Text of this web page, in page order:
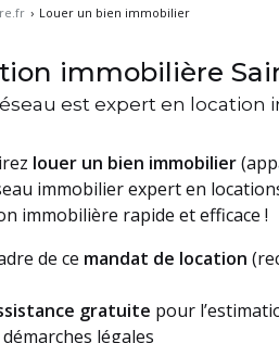
› Louer un bien immobilier
immobilière
est expert en location
louer un bien immobilier
immobilier expert en
immobilière rapide et efficace !
de ce mandat de location
gratuite pour
légales